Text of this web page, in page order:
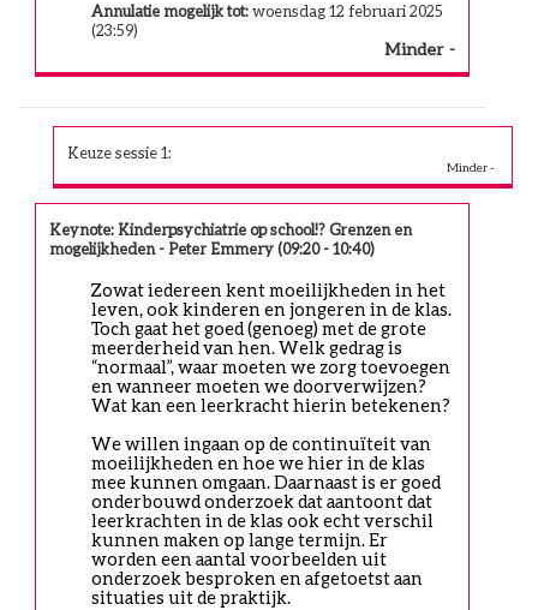
Minder
Annulatie mogelijk tot:woensdag 12 februari 2025
(23:59)
Keuze sessie 1:
Keynote: Kinderpsychiatrie op school!? Grenzen en
mogelijkheden - Peter Emmery (09:20 - 10:40)
Zowat iedereen kent moeilijkheden in het
leven, ook kinderen en jongeren in de klas.
Toch gaat het goed (genoeg) met de grote
meerderheid van hen. Welk gedrag is
“normaal”, waar moeten we zorg toevoegen
en wanneer moeten we doorverwijzen?
Wat kan een leerkracht hierin betekenen?
We willen ingaan op de continuïteit van
moeilijkheden en hoe we hier in de klas
mee kunnen omgaan. Daarnaast is er goed
onderbouwd onderzoek dat aantoont dat
leerkrachten in de klas ook echt verschil
kunnen maken op lange termijn. Er
worden een aantal voorbeelden uit
onderzoek besproken en afgetoetst aan
situaties uit de praktijk.